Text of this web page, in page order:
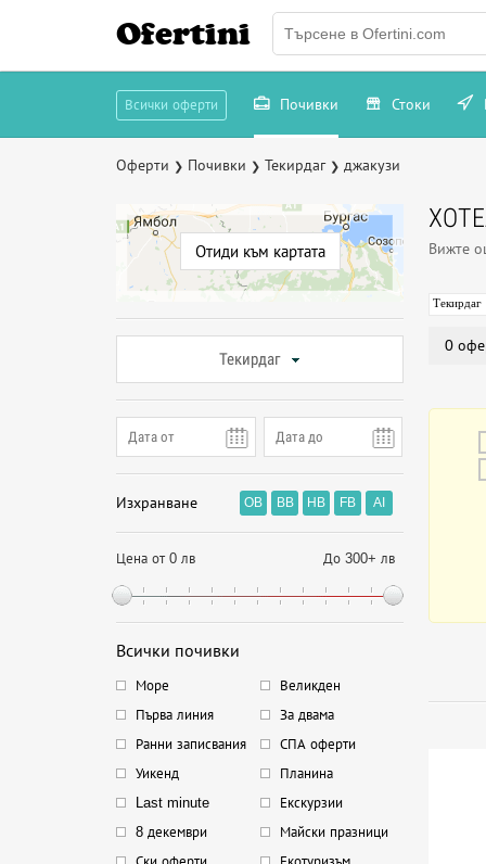
Ofertini
Всички оферти Почивки Стоки
Оферти ❯ Почивки ❯ Текирдаг ❯ джакузи
Отиди към картата
Текирдаг
Изхранване OB BB HB FB AI
Цена от 0 лв До 300+ лв
Всички почивки
Море
Великден
Първа линия
За двама
Ранни записвания
СПА оферти
Уикенд
Планина
Last minute
Екскурзии
8 декември
Майски празници
Вижте
Текирдаг
0